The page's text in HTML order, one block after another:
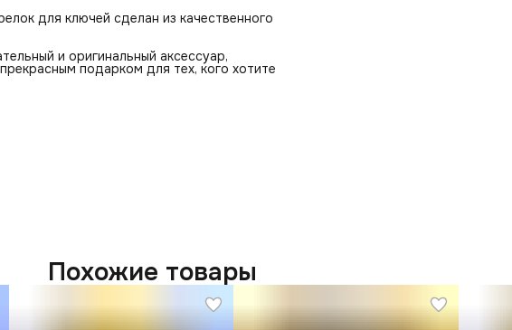
для ключей сделан из качественного
и оригинальный аксессуар,
подарком для тех, кого хотите
Похожие товары